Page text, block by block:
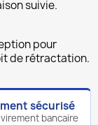
suivie.
pour
de rétractation.
sécurisé
virement bancaire